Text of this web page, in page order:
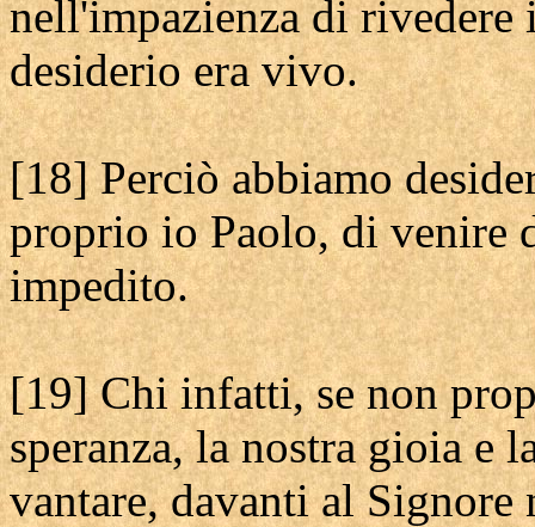
nell'impazienza di
desiderio era vivo.
[18] Perciò abbiamo
proprio io Paolo, di venire
impedito.
[19] Chi infatti, se non
speranza, la nostra gioia e
vantare, davanti al Signore